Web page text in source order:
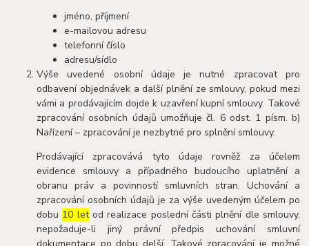
jméno, příjmení
e-mailovou adresu
telefonní číslo
adresu/sídlo
Výše uvedené osobní údaje je nutné zpracovat pro
odbavení objednávek a další plnění ze smlouvy, pokud mezi
vámi a prodávajícím dojde k uzavření kupní smlouvy. Takové
zpracování osobních údajů umožňuje čl. 6 odst. 1 písm. b)
Nařízení – zpracování je nezbytné pro splnění smlouvy.
Prodávající zpracovává tyto údaje rovněž za účelem
evidence smlouvy a případného budoucího uplatnění a
obranu práv a povinností smluvních stran. Uchování a
zpracování osobních údajů je za výše uvedeným účelem po
dobu 10 letod realizace poslední části plnění dle smlouvy,
nepožaduje-li jiný právní předpis uchování smluvní